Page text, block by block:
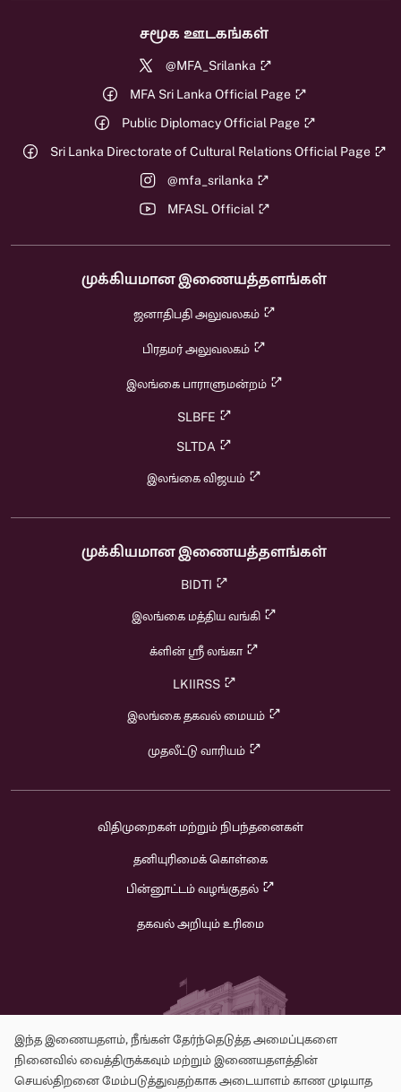
சமூக ஊடகங்கள்
@MFA_Srilanka
MFA Sri Lanka Official Page
Public Diplomacy Official Page
Sri Lanka Directorate of Cultural Relations Official Page
@mfa_srilanka
MFASL Official
முக்கியமான இணையத்தளங்கள்
ஜனாதிபதி அலுவலகம்
பிரதமர் அலுவலகம்
இலங்கை பாராளுமன்றம்
SLBFE
SLTDA
இலங்கை விஜயம்
முக்கியமான இணையத்தளங்கள்
BIDTI
இலங்கை மத்திய வங்கி
க்ளின் ஸ்ரீ லங்கா
LKIIRSS
இலங்கை தகவல் மையம்
முதலீட்டு வாரியம்
விதிமுறைகள் மற்றும் நிபந்தனைகள்
தனியுரிமைக் கொள்கை
பின்னூட்டம் வழங்குதல்
தகவல் அறியும் உரிமை
v1.3.0
Use
இந்த இணையதளம், நீங்கள் தேர்ந்தெடுத்த அமைப்புகளை
நினைவில் வைத்திருக்கவும் மற்றும் இணையதளத்தின்
செயல்திறனை மேம்படுத்துவதற்காக அடையாளம் காண முடியாத